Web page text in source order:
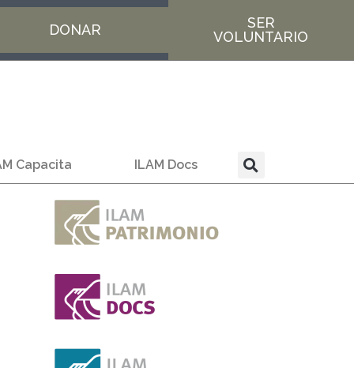
DONAR
SER
VOLUNTARIO
Capacita ILAM Docs